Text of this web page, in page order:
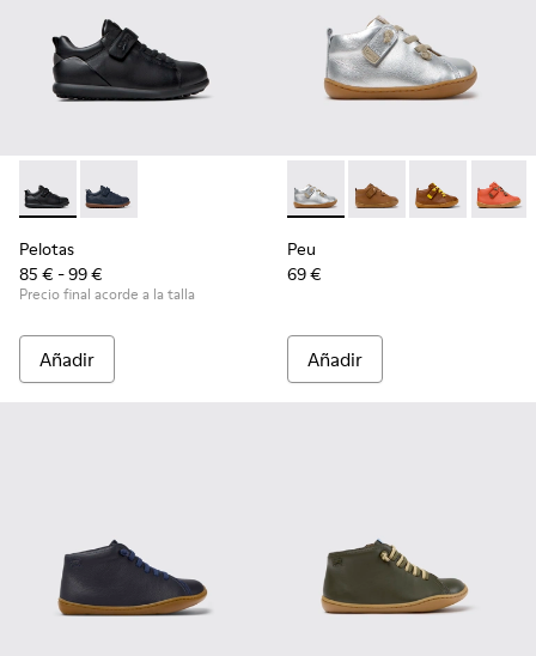
Pelotas - K800316-003 - Zapatos negros de piel y textil para
Pelotas - K800316-004
Pelotas
85 € - 99 €
Precio final acorde a la talla
Añadir
Peu - 80153-120 - Botines
Peu - 80153-119
Peu - 80153-
Peu -
Peu
69 €
Añadir